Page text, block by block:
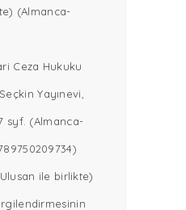
(Almanca-
Ceza Hukuku
Yayınevi,
syf. (Almanca-
ile birlikte)